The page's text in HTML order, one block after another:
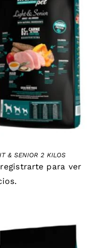
& SENIOR 2 KILOS
registrarte para ver